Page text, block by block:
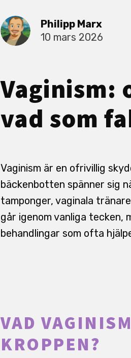
Philipp Marx
10 mars 2026
Vaginism:
vad som
Vaginism är en ofrivillig
bäckenbotten spänner sig
tamponger, vaginala
går igenom vanliga tecken,
behandlingar som ofta
VAD
KROPPEN?